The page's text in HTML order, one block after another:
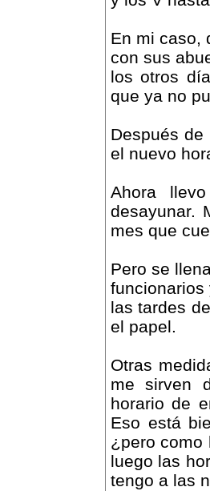
En mi caso,
con sus
los otros
que ya no
Después
el nuevo
Ahora
desayunar.
mes que
Pero se
funcionarios
las tardes
el papel.
Otras
me sirven
horario de
Eso está
¿pero como
luego las
tengo a las